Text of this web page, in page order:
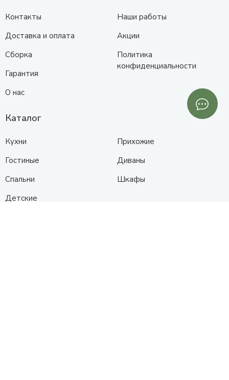
Контакты
Доставка и оплата
Сборка
Гарантия
О нас
Наши работы
Акции
Политика
конфиденциальности
Каталог
Кухни
Гостиные
Спальни
Детские
Прихожие
Диваны
Шкафы